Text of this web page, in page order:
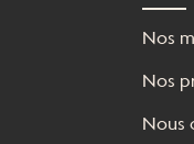
Nos
Nos
Nous